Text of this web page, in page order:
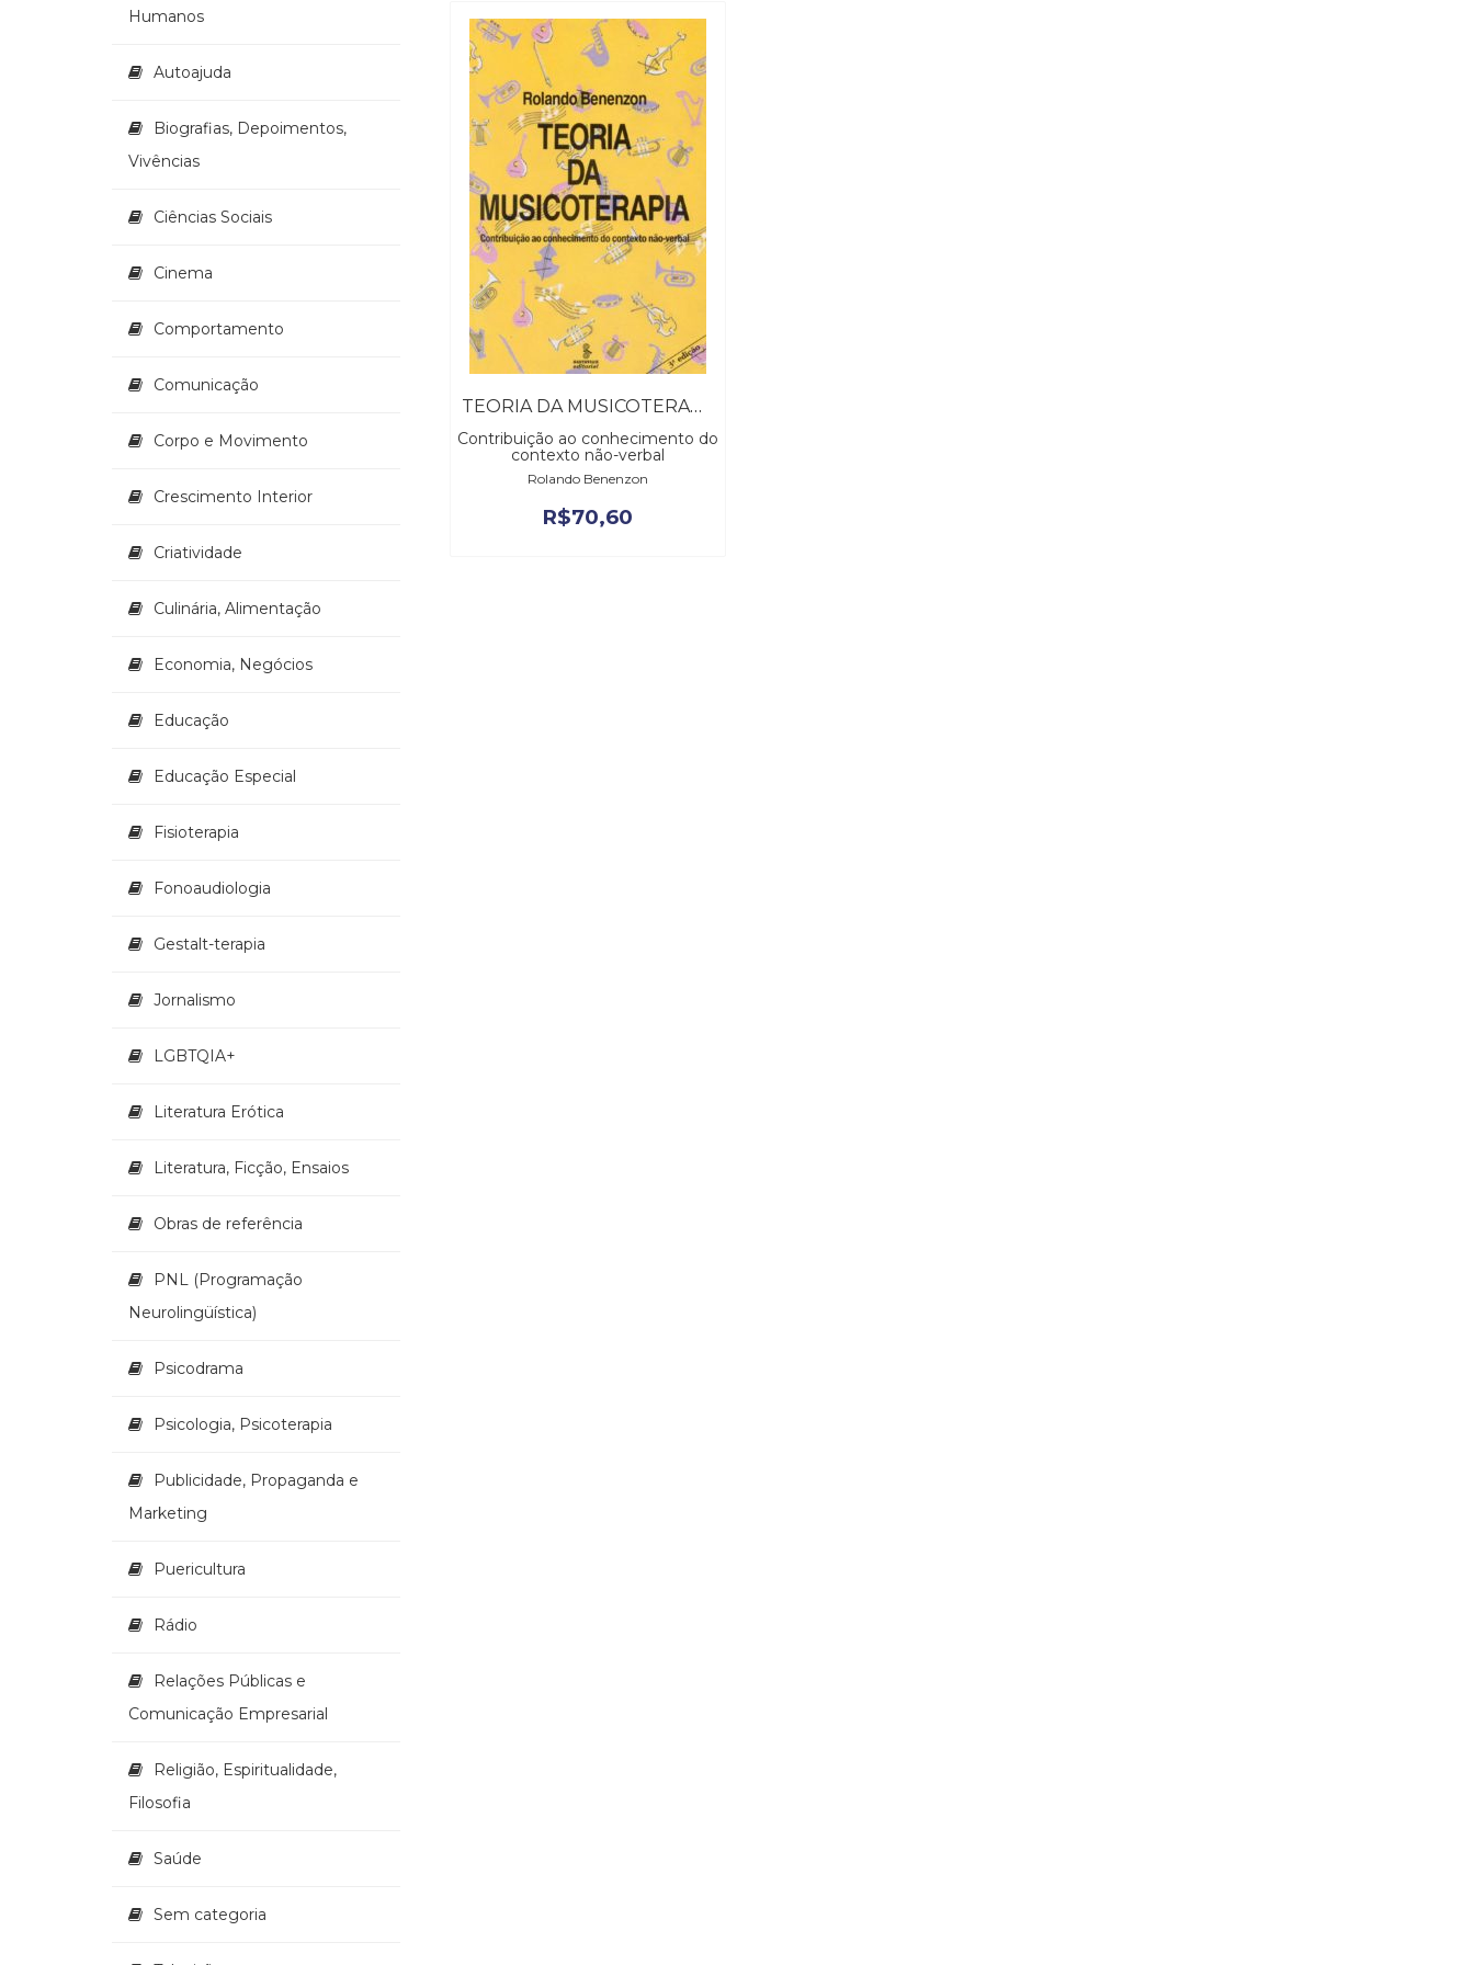
TEORIA DA MUSICOTERAPIA
Contribuição ao conhecimento do
contexto não-verbal
Rolando Benenzon
R$70,60
Humanos
Autoajuda
Biografias, Depoimentos,
Vivências
Ciências Sociais
Cinema
Comportamento
Comunicação
Corpo e Movimento
Crescimento Interior
Criatividade
Culinária, Alimentação
Economia, Negócios
Educação
Educação Especial
Fisioterapia
Fonoaudiologia
Gestalt-terapia
Jornalismo
LGBTQIA+
Literatura Erótica
Literatura, Ficção, Ensaios
Obras de referência
PNL (Programação
Neurolingüística)
Psicodrama
Psicologia, Psicoterapia
Publicidade, Propaganda e
Marketing
Puericultura
Rádio
Relações Públicas e
Comunicação Empresarial
Religião, Espiritualidade,
Filosofia
Saúde
Sem categoria